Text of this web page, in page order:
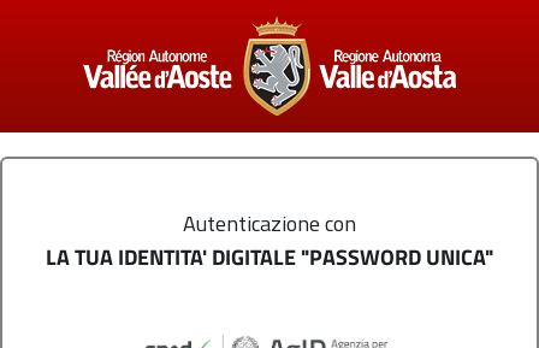
Autenticazione con
LA TUA IDENTITA' DIGITALE "PASSWORD UNICA"